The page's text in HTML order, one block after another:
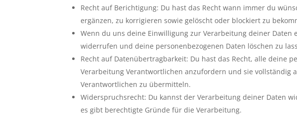
Recht auf Berichtigung: Du hast das Recht wann immer du
ergänzen, zu korrigieren sowie gelöscht oder blockiert zu
Wenn du uns deine Einwilligung zur Verarbeitung deiner Daten
widerrufen und deine personenbezogenen Daten löschen zu
Recht auf Datenübertragbarkeit: Du hast das Recht, alle deine
Verarbeitung Verantwortlichen anzufordern und sie vollständig
Verantwortlichen zu übermitteln.
Widerspruchsrecht: Du kannst der Verarbeitung deiner Daten
es gibt berechtigte Gründe für die Verarbeitung.